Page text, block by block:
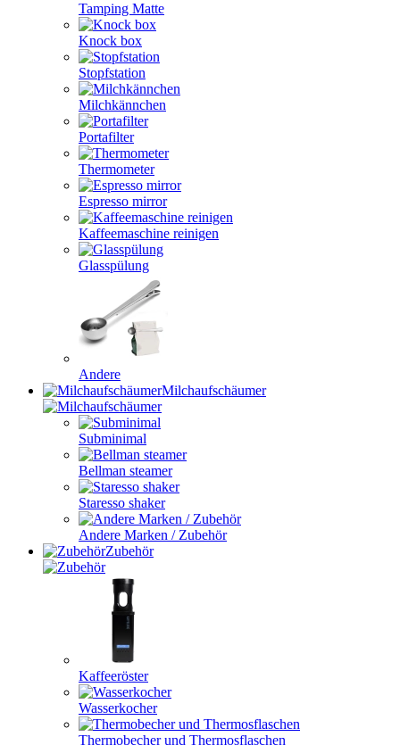
Tamping Matte
Knock box
Stopfstation
Milchkännchen
Portafilter
Thermometer
Espresso mirror
Kaffeemaschine reinigen
Glasspülung
Andere
Milchaufschäumer
Subminimal
Bellman steamer
Staresso shaker
Andere Marken / Zubehör
Zubehör
Kaffeeröster
Wasserkocher
Thermobecher und Thermosflaschen